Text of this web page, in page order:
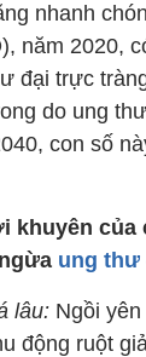
nhanh
năm 2020,
đại trực
do ung
con số
khuyên của
ung thư
lâu: Ngồi
động ruột